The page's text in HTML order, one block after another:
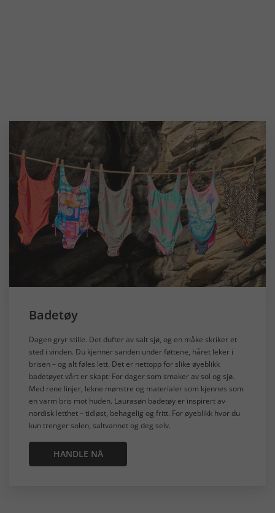
Badetøy
Dagen gryr stille. Det dufter av salt sjø, og en måke skriker et
sted i vinden. Du kjenner sanden under føttene, håret leker i
brisen – og alt føles lett. Det er nettopp for slike øyeblikk
badetøyet vårt er skapt: For dager som smaker av sol og sjø.
Med rene linjer, lekne mønstre og materialer som kjennes som
en varm bris mot huden. Laurasøn badetøy er inspirert av
nordisk letthet – tidløst, behagelig og fritt. For øyeblikk hvor du
kun trenger solen, saltvannet og deg selv.
HANDLE NÅ